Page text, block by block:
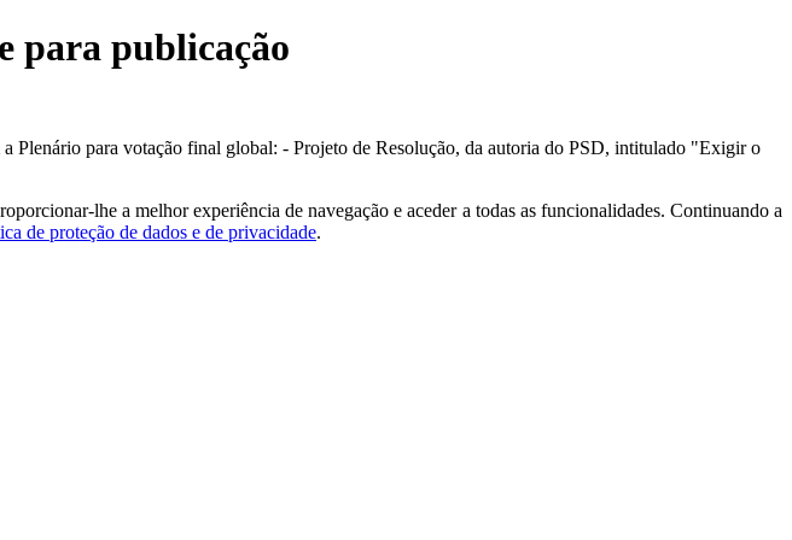
para publicação
Plenário para votação final global: - Projeto de Resolução, da autoria do PSD, intitulado "Exigir o
lhe a melhor experiência de navegação e aceder a todas as funcionalidades. Continuando a
de proteção de dados e de privacidade.